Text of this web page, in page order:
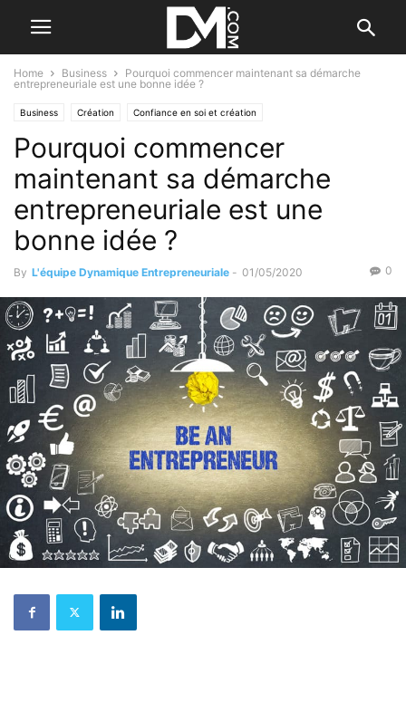
Home Business
Pourquoi commencer maintenant sa démarche
entrepreneuriale est une bonne idée ?
Business Création Confiance en soi et création
De la sensibilisation au montage du dossier
Pourquoi commencer
maintenant sa démarche
entrepreneuriale est une
bonne idée ?
By L'équipe Dynamique Entrepreneuriale - 01/05/2020 0